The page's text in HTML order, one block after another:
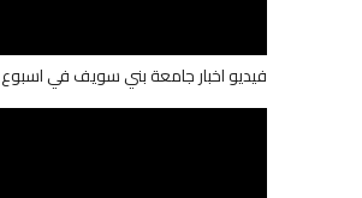
فيديو اخبار جامعة بني سويف في اسبوع